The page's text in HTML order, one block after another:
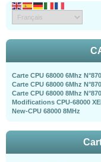
Carte CPU 68000 6Mhz
Carte CPU 68000 6Mhz
Carte CPU 68000 8Mhz
Modifications CPU-68000
New-CPU 68000 8MHz